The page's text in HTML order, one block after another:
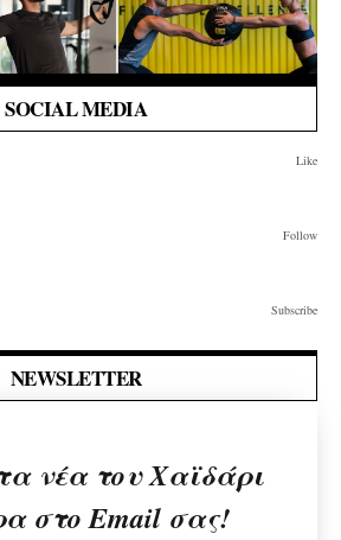
SOCIAL MEDIA
Like
Follow
Subscribe
NEWSLETTER
νέα του Χαϊδάρι
στο Email σας!